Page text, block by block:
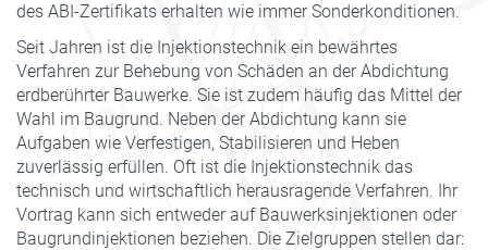
des ABI-Zertifikats erhalten wie immer Sonderkonditionen.
Seit Jahren ist die Injektionstechnik ein bewährtes
Verfahren zur Behebung von Schäden an der Abdichtung
erdberührter Bauwerke. Sie ist zudem häufig das Mittel der
Wahl im Baugrund. Neben der Abdichtung kann sie
Aufgaben wie Verfestigen, Stabilisieren und Heben
zuverlässig erfüllen. Oft ist die Injektionstechnik das
technisch und wirtschaftlich herausragende Verfahren. Ihr
Vortrag kann sich entweder auf Bauwerksinjektionen oder
Baugrundinjektionen beziehen. Die Zielgruppen stellen dar: